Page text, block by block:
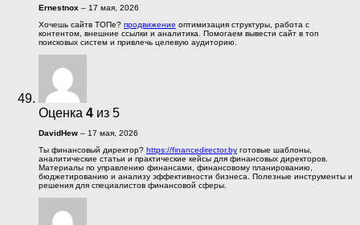
Ernestnox – 17 мая, 2026
Хочешь сайтв ТОПе? продвижение оптимизация структуры, работа с
контентом, внешние ссылки и аналитика. Помогаем вывести сайт в топ
поисковых систем и привлечь целевую аудиторию.
Оценка 4 из 5
DavidHew – 17 мая, 2026
Ты финансовый директор? https://financedirector.by готовые шаблоны,
аналитические статьи и практические кейсы для финансовых директоров.
Материалы по управлению финансами, финансовому планированию,
бюджетированию и анализу эффективности бизнеса. Полезные инструменты и
решения для специалистов финансовой сферы.